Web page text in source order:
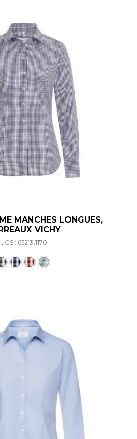
MANCHES LONGUES,
VICHY
UGS : 65213.1170